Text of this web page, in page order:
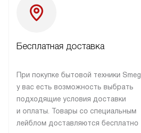
Бесплатная доставка
При покупке бытовой техники Smeg
у вас есть возможность выбрать
подходящие условия доставки
и оплаты. Товары со специальным
лейблом доставляются бесплатно